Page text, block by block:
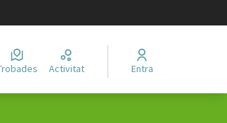
Trobades Activitat Entra